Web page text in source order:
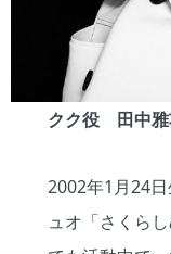
クク役 田中雅
2002年1月24
ュオ「さくら